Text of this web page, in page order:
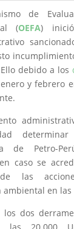
de
(OEFA)
debido a los
y febrero
de Petro-
caso se
de las
en las
dos